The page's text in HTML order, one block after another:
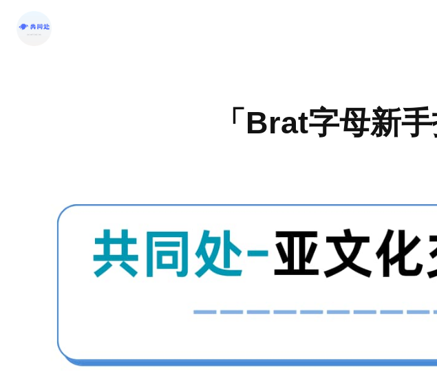
「Brat字母新